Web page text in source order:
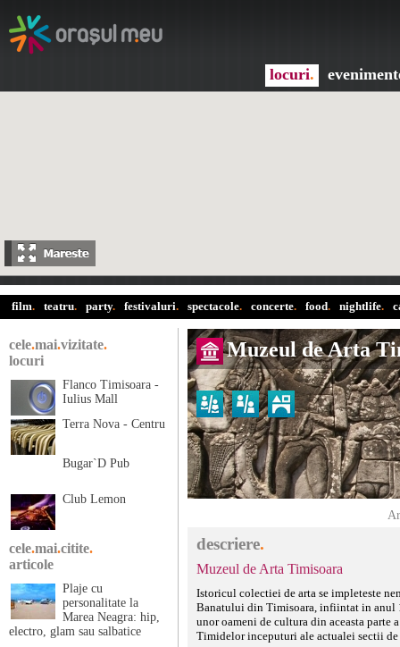
locuri.
film. teatru. party. festivaluri. spectacole. concerte. food. nightlife.
Muzeul de Arta
descriere.
Muzeul de Arta Timisoara
Istoricul colectiei de arta se impleteste
Banatului din Timisoara, infiintat in anul
unor oameni de cultura din aceasta parte
Timidelor inceputuri ale actualei sectii
cele.mai.vizitate.
locuri
Flanco Timisoara -
Iulius Mall
Terra Nova - Centru
Bugar`D Pub
Club Lemon
cele.mai.citite.
articole
Plaje cu
personalitate la
Marea Neagra: hip,
electro, glam sau salbatice